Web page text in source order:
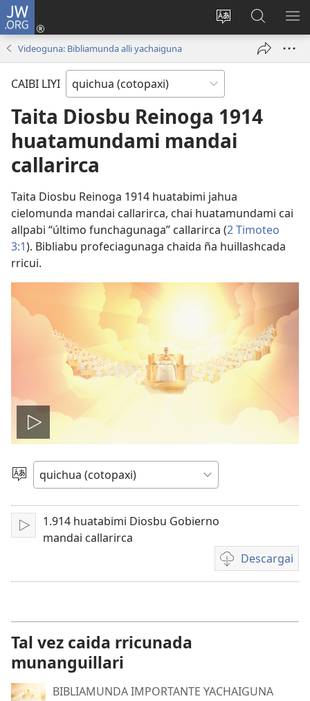
JW.ORG
Idiomada
cambiana
Callaringabu
(abre
ventana)
JW.ORG
paginabi
masqui
Videoguna: Bibliamunda alli yachaiguna
CAIBI LIYI
Taita Diosbu Reinoga 1914
huatamundami mandai
callarirca
Taita Diosbu Reinoga 1914 huatabimi jahua
cielomunda mandai callarirca, chai huatamundami cai
allpabi “último funchagunaga” callarirca (2 Timoteo
3:1). Bibliabu profeciagunaga chaida ña huillashcada
rricui.
Reproducir
video
Idiomada
Reproducir
1.914 huatabimi Diosbu Gobierno
mandai callarirca
Descargai
Videoda
descargangabu
Tal vez caida rricunada
munanguillari
BIBLIAMUNDA IMPORTANTE YACHAIGUNA